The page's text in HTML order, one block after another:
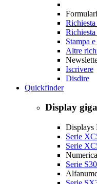
Stampa
Altre
Iscrivere
Disdire
Quickfinder
Display
Serie
Serie
Numerica
Serie